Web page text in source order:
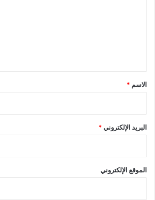
*
الاسم *
البريد الإلكتروني*
الموقع الإلكتروني